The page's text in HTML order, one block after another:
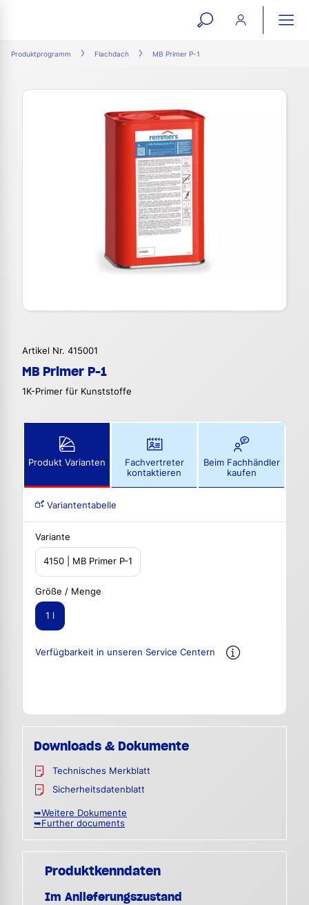
open
search
Produktprogramm Flachdach MB Primer P-1
Artikel Nr. 415001
MB Primer P-1
1K-Primer für Kunststoffe
Produkt Varianten
Fachvertreter
kontaktieren
Beim Fachhändler
kaufen
Variantentabelle
Variante
4150 | MB Primer P-1
Größe / Menge
1 l
Verfügbarkeit in unseren Service Centern
Downloads & Dokumente
Technisches Merkblatt
Sicherheitsdatenblatt
➥Weitere Dokumente
➥Further documents
Produktkenndaten
Im Anlieferungszustand